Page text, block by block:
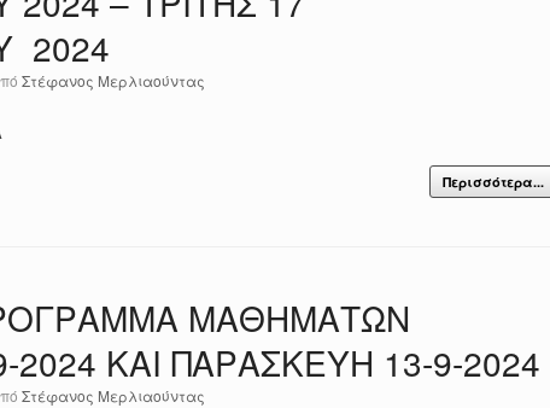
2024
Στέφανος Μερλιαούντας
Περισσότερα...
ΜΑΘΗΜΑΤΩΝ
ΚΑΙ ΠΑΡΑΣΚΕΥΗ 13-9-2024
Στέφανος Μερλιαούντας